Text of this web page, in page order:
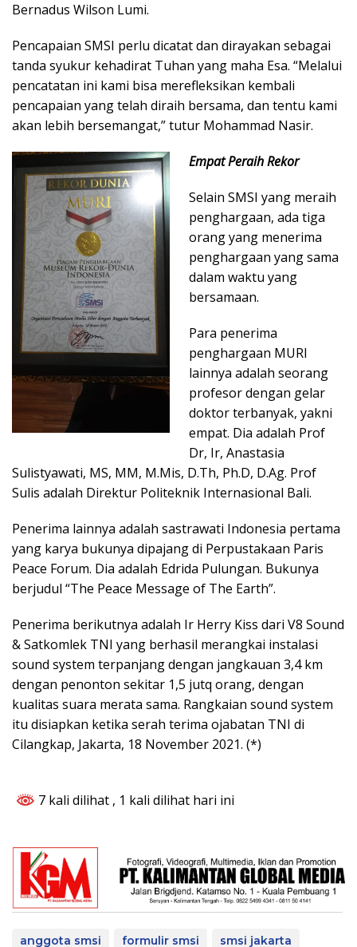
Bernadus Wilson Lumi.
Pencapaian SMSI perlu dicatat dan dirayakan sebagai
tanda syukur kehadirat Tuhan yang maha Esa. “Melalui
pencatatan ini kami bisa merefleksikan kembali
pencapaian yang telah diraih bersama, dan tentu kami
akan lebih bersemangat,” tutur Mohammad Nasir.
Empat Peraih Rekor
Selain SMSI yang meraih
penghargaan, ada tiga
orang yang menerima
penghargaan yang sama
dalam waktu yang
bersamaan.
Para penerima
penghargaan MURI
lainnya adalah seorang
profesor dengan gelar
doktor terbanyak, yakni
empat. Dia adalah Prof
Dr, Ir, Anastasia
Sulistyawati, MS, MM, M.Mis, D.Th, Ph.D, D.Ag. Prof
Sulis adalah Direktur Politeknik Internasional Bali.
Penerima lainnya adalah sastrawati Indonesia pertama
yang karya bukunya dipajang di Perpustakaan Paris
Peace Forum. Dia adalah Edrida Pulungan. Bukunya
berjudul “The Peace Message of The Earth”.
Penerima berikutnya adalah Ir Herry Kiss dari V8 Sound
& Satkomlek TNI yang berhasil merangkai instalasi
sound system terpanjang dengan jangkauan 3,4 km
dengan penonton sekitar 1,5 jutq orang, dengan
kualitas suara merata sama. Rangkaian sound system
itu disiapkan ketika serah terima ojabatan TNI di
Cilangkap, Jakarta, 18 November 2021. (*)
7 kali dilihat , 1 kali dilihat hari ini
anggota smsi formulir smsi smsi jakarta